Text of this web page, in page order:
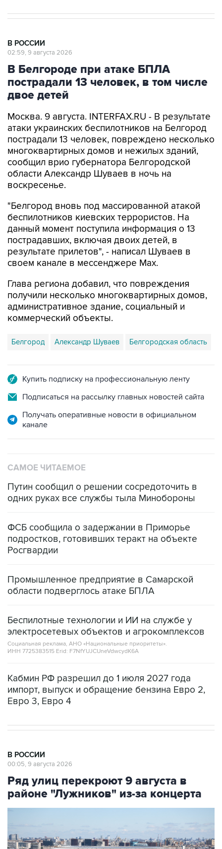
В Белгороде при атаке БПЛА
пострадали 13 человек, в том числе
двое детей
Москва. 9 августа. INTERFAX.RU - В результате
пострадали 13 человек, повреждено несколько
многоквартирных домов и нежилых зданий,
сообщил врио губернатора Белгородской
области Александр Шуваев в ночь на
воскресенье.
"Белгород вновь под массированной атакой
данный момент поступила информация о 13
пострадавших, включая двоих детей, в
результате прилетов", - написал Шуваев в
своем канале в мессенджере Max.
Глава региона добавил, что повреждения
административное здание, социальный и
коммерческий объекты.
Белгород Александр Шуваев
Подписаться на рассылку главных новостей сайта
Получать оперативные новости в официальном
Путин сообщил о решении сосредоточить в
ФСБ сообщила о задержании в Приморье
Росгвардии
Промышленное предприятие в Самарской
Беспилотные технологии и ИИ на службе у
Социальная реклама, АНО «Национальные приоритеты».
ИНН 7725383515 Erid: F7NfYUJCUneVdwcydK6A
Кабмин РФ разрешил до 1 июля 2027 года
Евро 3, Евро 4
Ряд улиц перекроют 9 августа в
районе "Лужников" из-за концерта